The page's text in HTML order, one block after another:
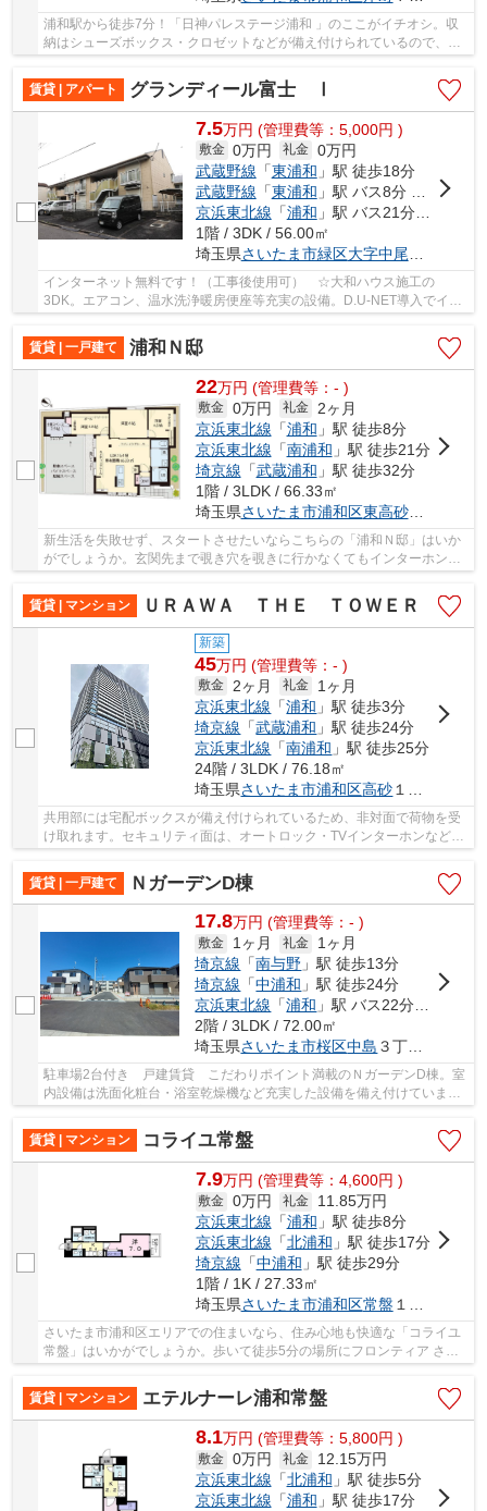
浦和駅から徒歩7分！「日神パレステージ浦和 」のここがイチオシ。収
納はシューズボックス・クロゼットなどが備え付けられているので、衣
賃貸 | アパート
グランディール富士 Ⅰ
7.5万円 (管理費等：5,000円 )
敷金 0万円 礼金 0万円
武蔵野線 「東浦和 」駅 徒歩18分
武蔵野線 「東浦和 」駅 バス8分 「中丸団地北」 停歩1分
京浜東北線 「浦和 」駅 バス21分 「尾間木公民館」 停歩9分
1階 / 3DK / 56.00㎡
埼玉県さいたま市緑区大字中尾
インターネット無料です！（工事後使用可） ☆大和ハウス施工の
3DK。エアコン、温水洗浄暖房便座等充実の設備。D.U-NET導入でイン
賃貸 | 一戸建て
浦和Ｎ邸
22万円 (管理費等：- )
敷金 0万円 礼金
2ヶ月
京浜東北線 「浦和 」駅 徒歩8分
京浜東北線 「南浦和 」駅 徒歩21分
埼京線 「武蔵浦和 」駅 徒歩32分
1階 / 3LDK / 66.33㎡
埼玉県さいたま市浦和区東高砂町
新生活を失敗せず、スタートさせたいならこちらの「浦和Ｎ邸」はいか
がでしょうか。玄関先まで覗き穴を覗きに行かなくてもインターホン越
しに誰が来たのかを確認できるので防犯対策に...
賃貸 | マンション
ＵＲＡＷＡ ＴＨＥ ＴＯＷＥＲ
新築
45万円 (管理費等：- )
敷金 2ヶ月 礼金
1ヶ月
京浜東北線 「浦和 」駅 徒歩3分
埼京線 「武蔵浦和 」駅 徒歩24分
京浜東北線 「南浦和 」駅 徒歩25分
24階 / 3LDK / 76.18㎡
埼玉県さいたま市浦和区高砂 １丁目１０－８
共用部には宅配ボックスが備え付けられているため、非対面で荷物を受
け取れます。セキュリティ面は、オートロック・TVインターホンなど充
実しているので安心して生活できます。室内設...
賃貸 | 一戸建て
ＮガーデンD棟
17.8万円 (管理費等：- )
敷金 1ヶ月 礼金
1ヶ月
埼京線 「南与野 」駅 徒歩13分
埼京線 「中浦和 」駅 徒歩24分
京浜東北線 「浦和 」駅 バス22分 「南元宿」 停歩6分
2階 / 3LDK / 72.00㎡
埼玉県さいたま市桜区中島 ３丁目１-４-４
駐車場2台付き 戸建賃貸 こだわりポイント満載のＮガーデンD棟。室
内設備は洗面化粧台・浴室乾燥機など充実した設備を備え付けていま
賃貸 | マンション
コライユ常盤
7.9万円 (管理費等：4,600円 )
敷金 0万円 礼金
11.85万円
京浜東北線 「浦和 」駅 徒歩8分
京浜東北線 「北浦和 」駅 徒歩17分
埼京線 「中浦和 」駅 徒歩29分
1階 / 1K / 27.33㎡
埼玉県さいたま市浦和区常盤 １丁目３-１８
さいたま市浦和区エリアでの住まいなら、住み心地も快適な「コライユ
常盤」はいかがでしょうか。歩いて徒歩5分の場所にフロンティア さい
賃貸 | マンション
エテルナーレ浦和常盤
8.1万円 (管理費等：5,800円 )
敷金 0万円 礼金
12.15万円
京浜東北線 「北浦和 」駅 徒歩5分
京浜東北線 「浦和 」駅 徒歩17分